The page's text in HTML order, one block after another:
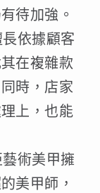
待加強。
依據顧客
在複雜款
時，店家
上，也能
術美甲擁
美甲師，